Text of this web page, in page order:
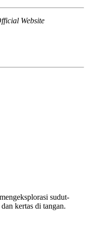
Website
sudut-
kertas di tangan.